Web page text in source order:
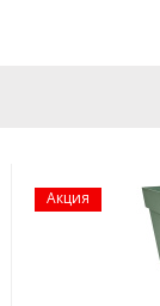
Акция